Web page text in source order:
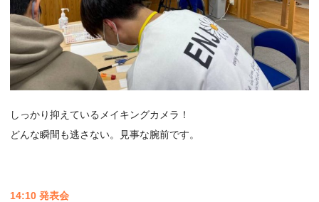
しっかり抑えているメイキングカメラ！
どんな瞬間も逃さない。見事な腕前です。
14:10 発表会